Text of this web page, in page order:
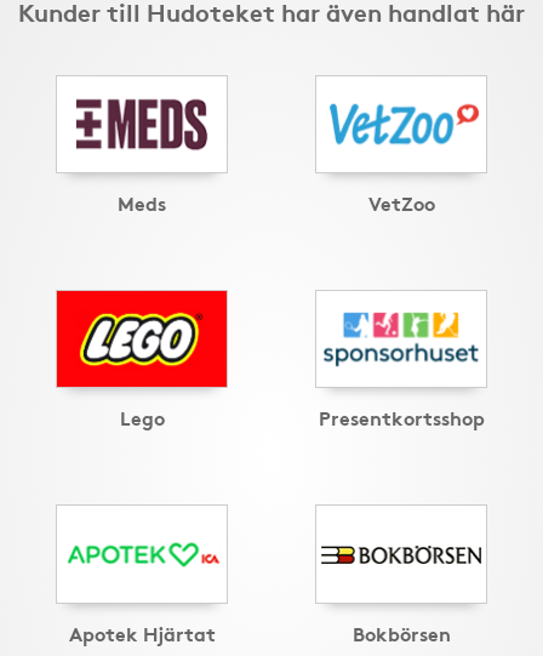
Kunder till Hudoteket har även handlat här
Meds VetZoo
Lego Presentkortsshop
Apotek Hjärtat Bokbörsen